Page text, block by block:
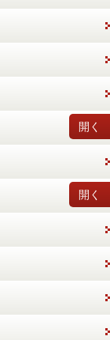
開く
開く